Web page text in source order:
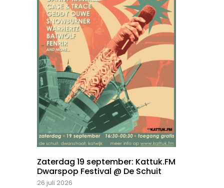
Zaterdag 19 september: Kattuk.FM
Dwarspop Festival @ De Schuit
26 juli 2026